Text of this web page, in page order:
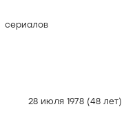
сериалов
28 июля 1978 (48 лет)